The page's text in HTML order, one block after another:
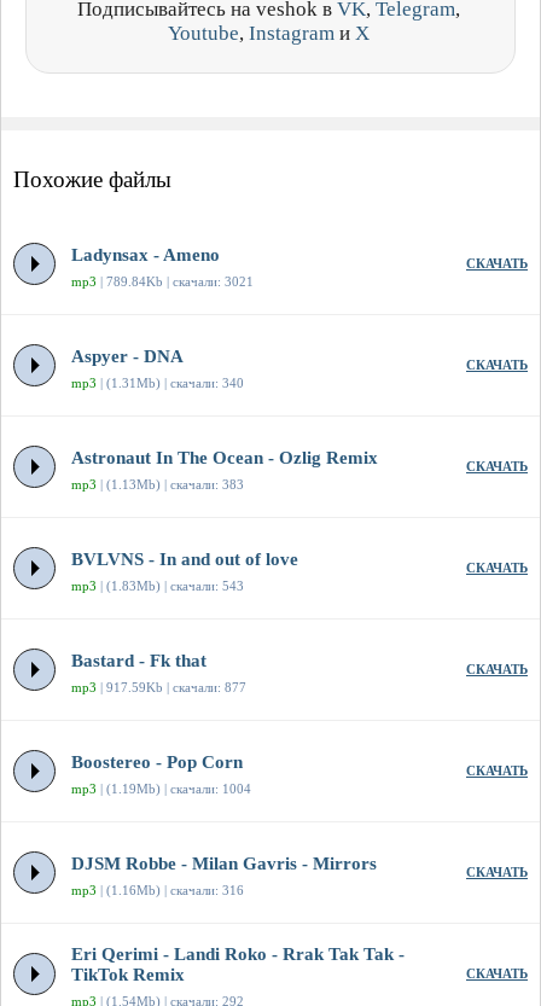
Подписывайтесь на veshok в VK, Telegram,
Youtube, Instagram и X
Похожие файлы
Ladynsax - Ameno
mp3 | 789.84Kb | скачали: 3021
СКАЧАТЬ
Aspyer - DNA
mp3 | (1.31Mb) | скачали: 340
СКАЧАТЬ
Astronaut In The Ocean - Ozlig Remix
mp3 | (1.13Mb) | скачали: 383
СКАЧАТЬ
BVLVNS - In and out of love
mp3 | (1.83Mb) | скачали: 543
СКАЧАТЬ
Bastard - Fk that
mp3 | 917.59Kb | скачали: 877
СКАЧАТЬ
Boostereo - Pop Corn
mp3 | (1.19Mb) | скачали: 1004
СКАЧАТЬ
DJSM Robbe - Milan Gavris - Mirrors
mp3 | (1.16Mb) | скачали: 316
СКАЧАТЬ
Eri Qerimi - Landi Roko - Rrak Tak Tak -
TikTok Remix
mp3 | (1.54Mb) | скачали: 292
СКАЧАТЬ